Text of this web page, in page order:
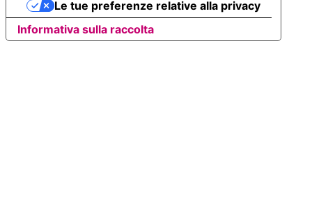
Informativa sulla raccolta
Le tue preferenze relative alla privacy